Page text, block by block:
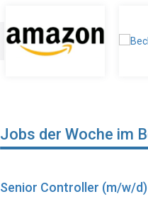
Jobs der Woche im
Senior Controller (m/w/